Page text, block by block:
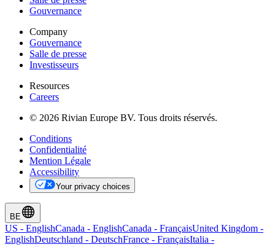
Gouvernance
Company
Gouvernance
Salle de presse
Investisseurs
Resources
Careers
© 2026 Rivian Europe BV. Tous droits réservés.
Conditions
Confidentialité
Mention Légale
Accessibility
Your privacy choices
BE
US - EnglishCanada - EnglishCanada - FrançaisUnited Kingdom -
EnglishDeutschland - DeutschFrance - FrançaisItalia -